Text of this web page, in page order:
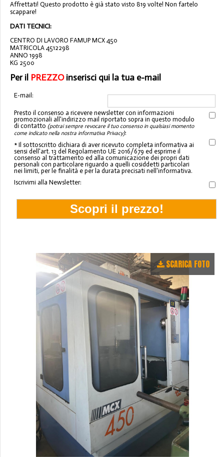
Affrettati! Questo prodotto è già stato visto 819 volte! Non fartelo
scappare!
DATI TECNICI:
CENTRO DI LAVORO FAMUP MCX 450
MATRICOLA 4512298
ANNO 1998
KG 2500
Per il PREZZOinserisci qui la tua e-mail
E-mail:
Presto il consenso a ricevere newsletter con informazioni
promozionali all'indirizzo mail riportato sopra in questo modulo
di contatto (potrai sempre revocare il tuo consenso in qualsiasi momento
come indicato nella nostra informativa Privacy):
* Il sottoscritto dichiara di aver ricevuto completa informativa ai
sensi dell'art. 13 del Regolamento UE 2016/679 ed esprime il
consenso al trattamento ed alla comunicazione dei propri dati
personali con particolare riguardo a quelli cosiddetti particolari
nei limiti, per le finalità e per la durata precisati nell'informativa.
Iscrivimi alla Newsletter:
SCARICA FOTO